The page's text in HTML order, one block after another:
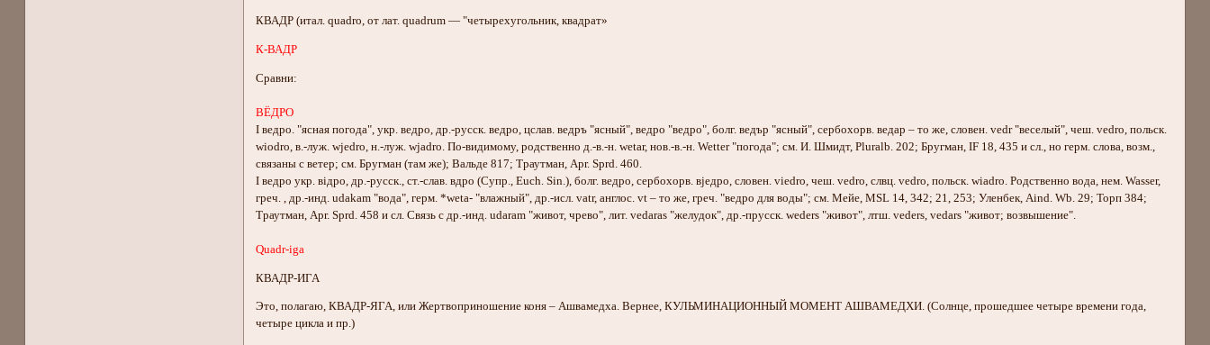
КВАДР (итал. quadro, от лат. quadrum — "четырехугольник, квадрат»
К-ВАДР
Сравни:
ВЁДРО
I ведро. "ясная погода", укр. ведро, др.-русск. ведро, цслав. ведръ "ясный", ведро "ведро", болг. ведър "ясный", сербохорв. ведар – то же, словен. vedr "веселый", чеш. vedro, польск.
wiodro, в.-луж. wjedro, н.-луж. wjadro. По-видимому, родственно д.-в.-н. wetar, нов.-в.-н. Wetter "погода"; см. И. Шмидт, Pluralb. 202; Бругман, IF 18, 435 и сл., но герм. слова, возм.,
связаны с ветер; см. Бругман (там же); Вальде 817; Траутман, Apr. Sprd. 460.
I ведро укр. вiдро, др.-русск., ст.-слав. вдро (Супр., Euch. Sin.), болг. ведро, сербохорв. вjедро, словен. viedro, чеш. vedro, слвц. vedro, польск. wiadro. Родственно вода, нем. Wasser,
греч. , др.-инд. udakam "вода", герм. *weta- "влажный", др.-исл. vatr, англос. vt – то же, греч. "ведро для воды"; см. Мейе, MSL 14, 342; 21, 253; Уленбек, Aind. Wb. 29; Торп 384;
Траутман, Apr. Sprd. 458 и сл. Связь с др.-инд. udaram "живот, чрево", лит. vedaras "желудок", др.-прусск. weders "живот", лтш. veders, vedars "живот; возвышение".
Quadr-iga
КВАДР-ИГА
Это, полагаю, КВАДР-ЯГА, или Жертвоприношение коня – Ашвамедха. Вернее, КУЛЬМИНАЦИОННЫЙ МОМЕНТ АШВАМЕДХИ. (Солнце, прошедшее четыре времени года,
четыре цикла и пр.)